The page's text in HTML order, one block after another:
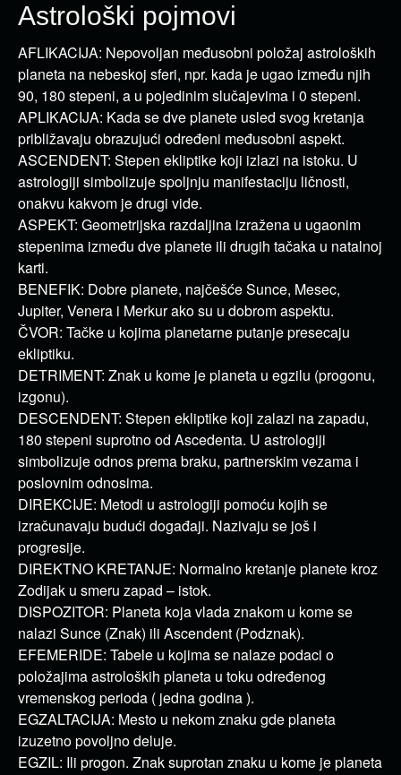
Astrološki pojmovi
AFLIKACIJA: Nepovoljan međusobni položaj astroloških
planeta na nebeskoj sferi, npr. kada je ugao između njih
90, 180 stepeni, a u pojedinim slučajevima i 0 stepeni.
APLIKACIJA: Kada se dve planete usled svog kretanja
približavaju obrazujući određeni međusobni aspekt.
ASCENDENT: Stepen ekliptike koji izlazi na istoku. U
astrologiji simbolizuje spoljnju manifestaciju ličnosti,
onakvu kakvom je drugi vide.
ASPEKT: Geometrijska razdaljina izražena u ugaonim
stepenima između dve planete ili drugih tačaka u natalnoj
karti.
BENEFIK: Dobre planete, najčešće Sunce, Mesec,
Jupiter, Venera i Merkur ako su u dobrom aspektu.
ČVOR: Tačke u kojima planetarne putanje presecaju
ekliptiku.
DETRIMENT: Znak u kome je planeta u egzilu (progonu,
izgonu).
DESCENDENT: Stepen ekliptike koji zalazi na zapadu,
180 stepeni suprotno od Ascedenta. U astrologiji
simbolizuje odnos prema braku, partnerskim vezama i
poslovnim odnosima.
DIREKCIJE: Metodi u astrologiji pomoću kojih se
izračunavaju budući događaji. Nazivaju se još i
progresije.
DIREKTNO KRETANJE: Normalno kretanje planete kroz
Zodijak u smeru zapad – istok.
DISPOZITOR: Planeta koja vlada znakom u kome se
nalazi Sunce (Znak) ili Ascendent (Podznak).
EFEMERIDE: Tabele u kojima se nalaze podaci o
položajima astroloških planeta u toku određenog
vremenskog perioda ( jedna godina ).
EGZALTACIJA: Mesto u nekom znaku gde planeta
izuzetno povoljno deluje.
EGZIL: Ili progon. Znak suprotan znaku u kome je planeta